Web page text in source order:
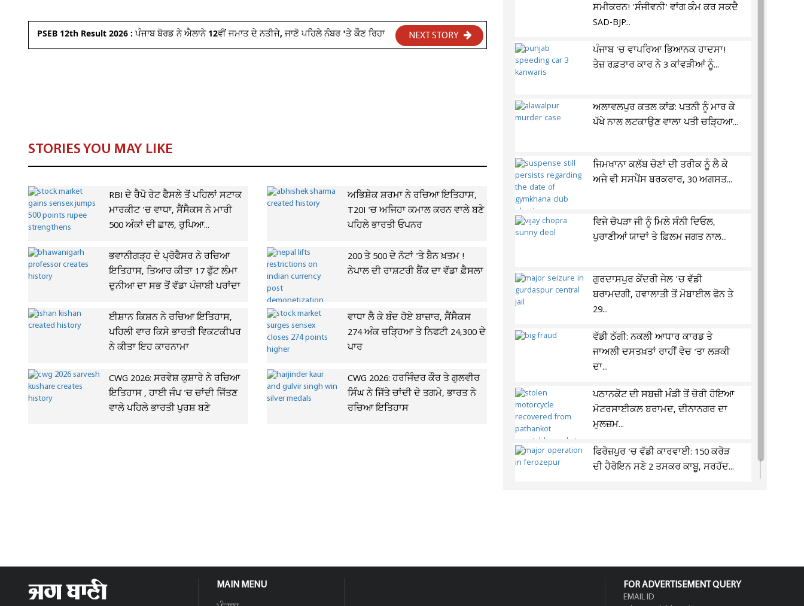
PSEB 12th Result 2026 : ਪੰਜਾਬ ਬੋਰਡ ਨੇ ਐਲਾਨੇ 12ਵੀਂ ਜਮਾਤ ਦੇ ਨਤੀਜੇ, ਜਾਣੋ ਪਹਿਲੇ ਨੰਬਰ 'ਤੇ ਕੌਣ ਰਿਹਾ NEXT STORY
STORIES YOU MAY LIKE
RBI ਦੇ ਰੈਪੋ ਰੇਟ ਫੈਸਲੇ ਤੋਂ ਪਹਿਲਾਂ ਸਟਾਕ
ਮਾਰਕੀਟ 'ਚ ਵਾਧਾ, ਸੈਂਸੈਕਸ ਨੇ ਮਾਰੀ
500 ਅੰਕਾਂ ਦੀ ਛਾਲ, ਰੁਪਿਆ...
ਅਭਿਸ਼ੇਕ ਸ਼ਰਮਾ ਨੇ ਰਚਿਆ ਇਤਿਹਾਸ,
T20I 'ਚ ਅਜਿਹਾ ਕਮਾਲ ਕਰਨ ਵਾਲੇ ਬਣੇ
ਪਹਿਲੇ ਭਾਰਤੀ ਓਪਨਰ
ਭਵਾਨੀਗੜ੍ਹ ਦੇ ਪ੍ਰੋਫੈਸਰ ਨੇ ਰਚਿਆ
ਇਤਿਹਾਸ, ਤਿਆਰ ਕੀਤਾ 17 ਫੁੱਟ ਲੰਮਾ
ਦੁਨੀਆ ਦਾ ਸਭ ਤੋਂ ਵੱਡਾ ਪੰਜਾਬੀ ਪਰਾਂਦਾ
200 ਤੇ 500 ਦੇ ਨੋਟਾਂ 'ਤੇ ਬੈਨ ਖ਼ਤਮ !
ਨੇਪਾਲ ਦੀ ਰਾਸ਼ਟਰੀ ਬੈਂਕ ਦਾ ਵੱਡਾ ਫ਼ੈਸਲਾ
ਈਸ਼ਾਨ ਕਿਸ਼ਨ ਨੇ ਰਚਿਆ ਇਤਿਹਾਸ,
ਪਹਿਲੀ ਵਾਰ ਕਿਸੇ ਭਾਰਤੀ ਵਿਕਟਕੀਪਰ
ਨੇ ਕੀਤਾ ਇਹ ਕਾਰਨਾਮਾ
ਵਾਧਾ ਲੈ ਕੇ ਬੰਦ ਹੋਏ ਬਾਜ਼ਾਰ, ਸੈਂਸੈਕਸ
274 ਅੰਕ ਚੜ੍ਹਿਆ ਤੇ ਨਿਫਟੀ 24,300 ਦੇ
ਪਾਰ
CWG 2026: ਸਰਵੇਸ਼ ਕੁਸ਼ਾਰੇ ਨੇ ਰਚਿਆ
ਇਤਿਹਾਸ , ਹਾਈ ਜੰਪ 'ਚ ਚਾਂਦੀ ਜਿੱਤਣ
ਵਾਲੇ ਪਹਿਲੇ ਭਾਰਤੀ ਪੁਰਸ਼ ਬਣੇ
CWG 2026: ਹਰਜਿੰਦਰ ਕੌਰ ਤੇ ਗੁਲਵੀਰ
ਸਿੰਘ ਨੇ ਜਿੱਤੇ ਚਾਂਦੀ ਦੇ ਤਗਮੇ, ਭਾਰਤ ਨੇ
ਰਚਿਆ ਇਤਿਹਾਸ
ਸਮੀਕਰਨ! 'ਸੰਜੀਵਨੀ' ਵਾਂਗ ਕੰਮ ਕਰ ਸਕਦੈ
SAD-BJP...
ਪੰਜਾਬ 'ਚ ਵਾਪਰਿਆ ਭਿਆਨਕ ਹਾਦਸਾ!
ਤੇਜ਼ ਰਫ਼ਤਾਰ ਕਾਰ ਨੇ 3 ਕਾਂਵੜੀਆਂ ਨੂੰ...
ਅਲਾਵਲਪੁਰ ਕਤਲ ਕਾਂਡ: ਪਤਨੀ ਨੂੰ ਮਾਰ ਕੇ
ਪੱਖੇ ਨਾਲ ਲਟਕਾਉਣ ਵਾਲਾ ਪਤੀ ਚੜ੍ਹਿਆ...
ਜਿਮਖਾਨਾ ਕਲੱਬ ਚੋਣਾਂ ਦੀ ਤਰੀਕ ਨੂੰ ਲੈ ਕੇ
ਅਜੇ ਵੀ ਸਸਪੈਂਸ ਬਰਕਰਾਰ, 30 ਅਗਸਤ...
ਵਿਜੇ ਚੋਪੜਾ ਜੀ ਨੂੰ ਮਿਲੇ ਸੰਨੀ ਦਿਓਲ,
ਪੁਰਾਣੀਆਂ ਯਾਦਾਂ ਤੇ ਫ਼ਿਲਮ ਜਗਤ ਨਾਲ...
ਗੁਰਦਾਸਪੁਰ ਕੇਂਦਰੀ ਜੇਲ ’ਚ ਵੱਡੀ
ਬਰਾਮਦਗੀ, ਹਵਾਲਾਤੀ ਤੋਂ ਮੋਬਾਈਲ ਫੋਨ ਤੇ
29...
ਵੱਡੀ ਠੱਗੀ: ਨਕਲੀ ਆਧਾਰ ਕਾਰਡ ਤੇ
ਜਾਅਲੀ ਦਸਤਖ਼ਤਾਂ ਰਾਹੀਂ ਵੇਚ 'ਤਾ ਲੜਕੀ
ਦਾ...
ਪਠਾਨਕੋਟ ਦੀ ਸਬਜ਼ੀ ਮੰਡੀ ਤੋਂ ਚੋਰੀ ਹੋਇਆ
ਮੋਟਰਸਾਈਕਲ ਬਰਾਮਦ, ਦੀਨਾਨਗਰ ਦਾ
ਮੁਲਜ਼ਮ...
ਫਿਰੋਜ਼ਪੁਰ 'ਚ ਵੱਡੀ ਕਾਰਵਾਈ: 150 ਕਰੋੜ
ਦੀ ਹੈਰੋਇਨ ਸਣੇ 2 ਤਸਕਰ ਕਾਬੂ, ਸਰਹੱਦ...
MAIN MENU FOR ADVERTISEMENT QUERY
EMAIL ID